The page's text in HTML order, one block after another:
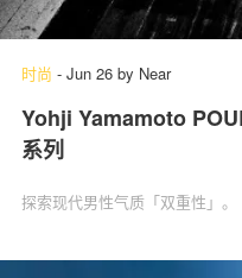
时尚 - Jun 26 by Near
Yohji Yamamoto
系列
探索现代男性气质「双重性」。